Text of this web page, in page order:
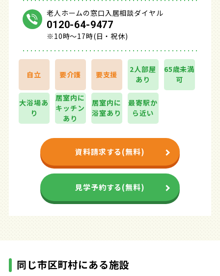
老人ホームの窓口入居相談ダイヤル
0120-64-9477
※10時～17時(日・祝休)
自立 要介護 要支援
2人部屋
あり
65歳未満
可
大浴場あ
り
居室内に
キッチン
あり
居室内に
浴室あり
最寄駅か
ら近い
資料請求する(無料)
見学予約する(無料)
同じ市区町村にある施設